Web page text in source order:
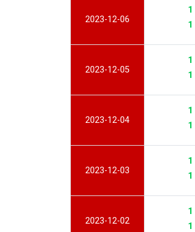
2023-12-06
1
1
2023-12-05
1
1
2023-12-04
1
1
2023-12-03
1
1
2023-12-02
1
1